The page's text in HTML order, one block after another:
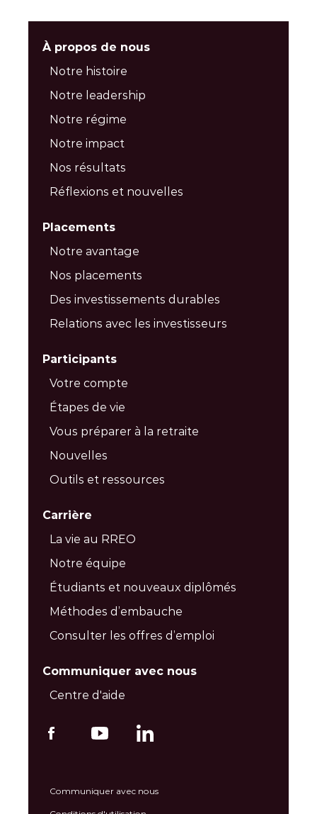
À propos de nous
Notre histoire
Notre leadership
Notre régime
Notre impact
Nos résultats
Réflexions et nouvelles
Placements
Notre avantage
Nos placements
Des investissements durables
Relations avec les investisseurs
Participants
Votre compte
Étapes de vie
Vous préparer à la retraite
Nouvelles
Outils et ressources
Carrière
La vie au RREO
Notre équipe
Étudiants et nouveaux diplômés
Méthodes d’embauche
Consulter les offres d’emploi
Communiquer avec nous
Centre d'aide
Communiquer avec nous